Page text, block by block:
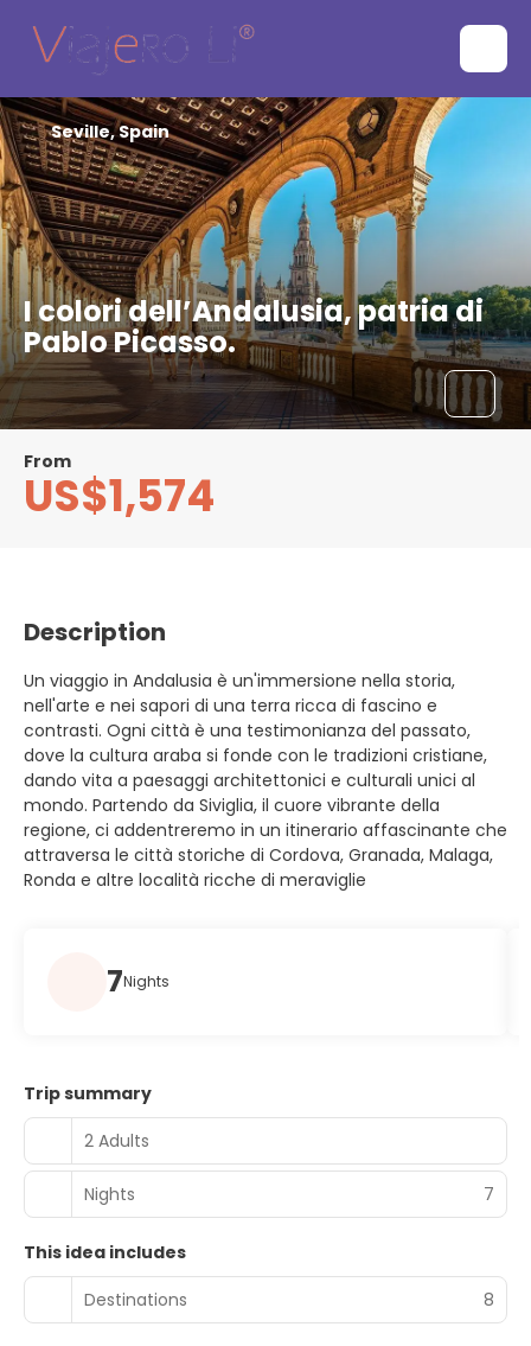
I colori dell’Andalusia, patria di
Pablo Picasso.
Seville, Spain
From
US$1,574
Description
Un viaggio in Andalusia è un'immersione nella storia,
nell'arte e nei sapori di una terra ricca di fascino e
contrasti. Ogni città è una testimonianza del passato,
dove la cultura araba si fonde con le tradizioni cristiane,
dando vita a paesaggi architettonici e culturali unici al
mondo. Partendo da Siviglia, il cuore vibrante della
regione, ci addentreremo in un itinerario affascinante che
attraversa le città storiche di Cordova, Granada, Malaga,
Ronda e altre località ricche di meraviglie
7Nights
Trip summary
2 Adults
Nights 7
This idea includes
Destinations
8